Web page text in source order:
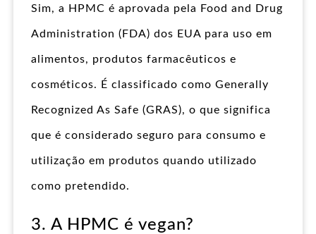
Sim, a HPMC é aprovada pela Food and Drug
Administration (FDA) dos EUA para uso em
alimentos, produtos farmacêuticos e
cosméticos. É classificado como Generally
Recognized As Safe (GRAS), o que significa
que é considerado seguro para consumo e
utilização em produtos quando utilizado
como pretendido.
3. A HPMC é vegan?